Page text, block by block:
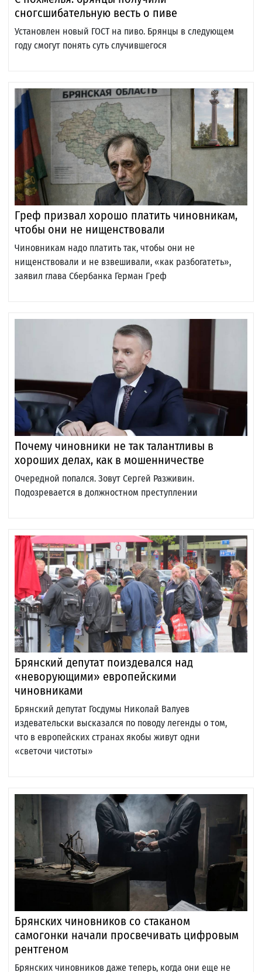
сногсшибательную весть о пиве
Установлен новый ГОСТ на пиво. Брянцы в следующем
году смогут понять суть случившегося
Греф призвал хорошо платить чиновникам,
чтобы они не нищенствовали
Чиновникам надо платить так, чтобы они не
нищенствовали и не взвешивали, «как разбогатеть»,
заявил глава Сбербанка Герман Греф
Почему чиновники не так талантливы в
хороших делах, как в мошенничестве
Очередной попался. Зовут Сергей Разживин.
Подозревается в должностном преступлении
Брянский депутат поиздевался над
«неворующими» европейскими
чиновниками
Брянский депутат Госдумы Николай Валуев
издевательски высказался по поводу легенды о том,
что в европейских странах якобы живут одни
«светочи чистоты»
Брянских чиновников со стаканом
самогонки начали просвечивать цифровым
рентгеном
Брянских чиновников даже теперь, когда они еще не